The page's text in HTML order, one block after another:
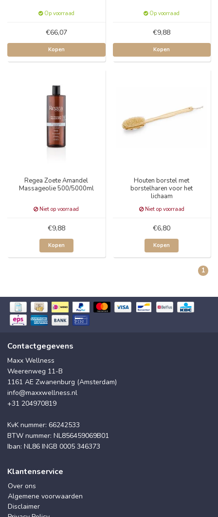
Op voorraad
€66,07
Kopen
Op voorraad
€9,88
Kopen
Regea Zoete Amandel
Massageolie 500/5000ml
Niet op voorraad
€9,88
Kopen
Houten borstel met
borstelharen voor het
lichaam
Niet op voorraad
€6,80
Kopen
1
Contactgegevens
Maxx Wellness
Weerenweg 11-B
1161 AE Zwanenburg (Amsterdam)
info@maxxwellness.nl
+31 204970819
KvK nummer: 66242533
BTW nummer: NL856459069B01
Iban: NL86 INGB 0005 346373
Klantenservice
Over ons
Algemene voorwaarden
Disclaimer